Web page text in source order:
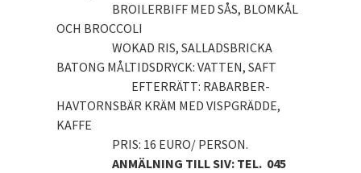
BROILERBIFF MED SÅS, BLOMKÅL
OCH BROCCOLI
WOKAD RIS, SALLADSBRICKA
BATONG MÅLTIDSDRYCK: VATTEN, SAFT
EFTERRÄTT: RABARBER-
HAVTORNSBÄR KRÄM MED VISPGRÄDDE,
KAFFE
PRIS: 16 EURO/ PERSON.
ANMÄLNING TILL SIV: TEL. 045